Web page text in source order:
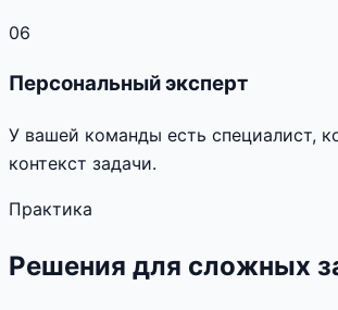
06
Персональный эксперт
У вашей команды есть специалист,
контекст задачи.
Практика
Решения для сложных